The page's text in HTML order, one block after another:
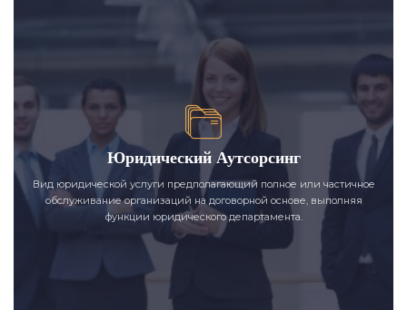
Юридический Аутсорсинг
Вид юридической услуги предполагающий полное или частичное
обслуживание организаций на договорной основе, выполняя
функции юридического департамента.